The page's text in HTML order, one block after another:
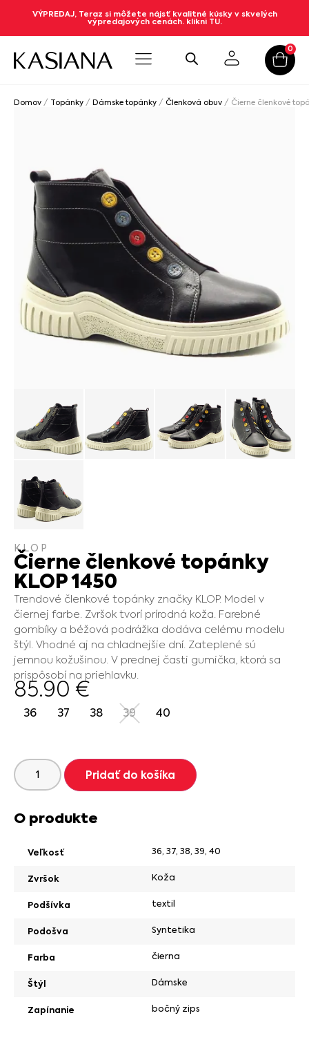
VÝPREDAJ, Teraz si môžete nájsť kvalitné kúsky v skvelých
výpredajových cenách. klikni TU.
0
Domov / Topánky / Dámske topánky / Členková obuv / Čierne členkové
KLOP
Čierne členkové topánky
KLOP 1450
Trendové členkové topánky značky KLOP. Model v
čiernej farbe. Zvršok tvorí prírodná koža. Farebné
gombíky a béžová podrážka dodáva celému modelu
štýl. Vhodné aj na chladnejšie dní. Zateplené sú
jemnou kožušinou. V prednej časti gumička, ktorá sa
prispôsobí na priehlavku.
85.90 €
36 37 38 39 40
Pridať do košíka
O produkte
Veľkosť 36, 37, 38, 39, 40
Zvršok Koža
Podšívka textil
Podošva Syntetika
Farba čierna
Štýl Dámske
Zapínanie bočný zips